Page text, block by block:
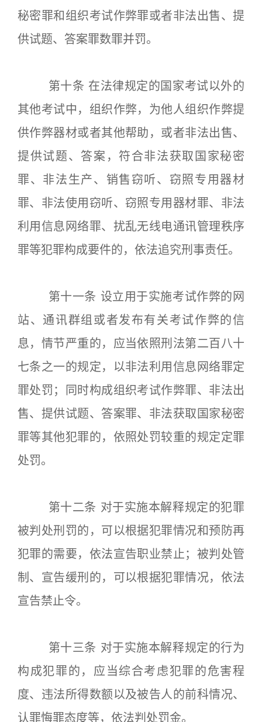
秘密罪和组织考试作弊罪或者非法出售、提
供试题、答案罪数罪并罚。
第十条 在法律规定的国家考试以外的
其他考试中，组织作弊，为他人组织作弊提
供作弊器材或者其他帮助，或者非法出售、
提供试题、答案，符合非法获取国家秘密
罪、非法生产、销售窃听、窃照专用器材
罪、非法使用窃听、窃照专用器材罪、非法
利用信息网络罪、扰乱无线电通讯管理秩序
罪等犯罪构成要件的，依法追究刑事责任。
第十一条 设立用于实施考试作弊的网
站、通讯群组或者发布有关考试作弊的信
息，情节严重的，应当依照刑法第二百八十
七条之一的规定，以非法利用信息网络罪定
罪处罚；同时构成组织考试作弊罪、非法出
售、提供试题、答案罪、非法获取国家秘密
罪等其他犯罪的，依照处罚较重的规定定罪
处罚。
第十二条 对于实施本解释规定的犯罪
被判处刑罚的，可以根据犯罪情况和预防再
犯罪的需要，依法宣告职业禁止；被判处管
制、宣告缓刑的，可以根据犯罪情况，依法
宣告禁止令。
第十三条 对于实施本解释规定的行为
构成犯罪的，应当综合考虑犯罪的危害程
度、违法所得数额以及被告人的前科情况、
认罪悔罪态度等，依法判处罚金。